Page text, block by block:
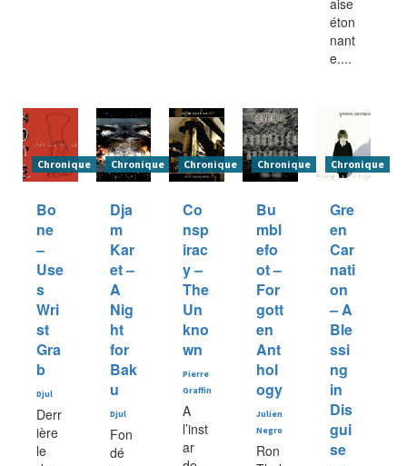
aise
éton
nant
e....
Chronique
Bo
ne
–
Use
s
Wri
st
Gra
b
Djul
Derr
ière
le
Chronique
Dja
m
Kar
et –
A
Nig
ht
for
Bak
u
Djul
Fon
dé
Chronique
Co
nsp
irac
y –
The
Un
kno
wn
Pierre
Graffin
A
l’inst
ar
Chronique
Bu
mbl
efo
ot –
For
gott
en
Ant
hol
ogy
Julien
Negro
Ron
Chronique
Gre
en
Car
nati
on
– A
Ble
ssi
ng
in
Dis
gui
se